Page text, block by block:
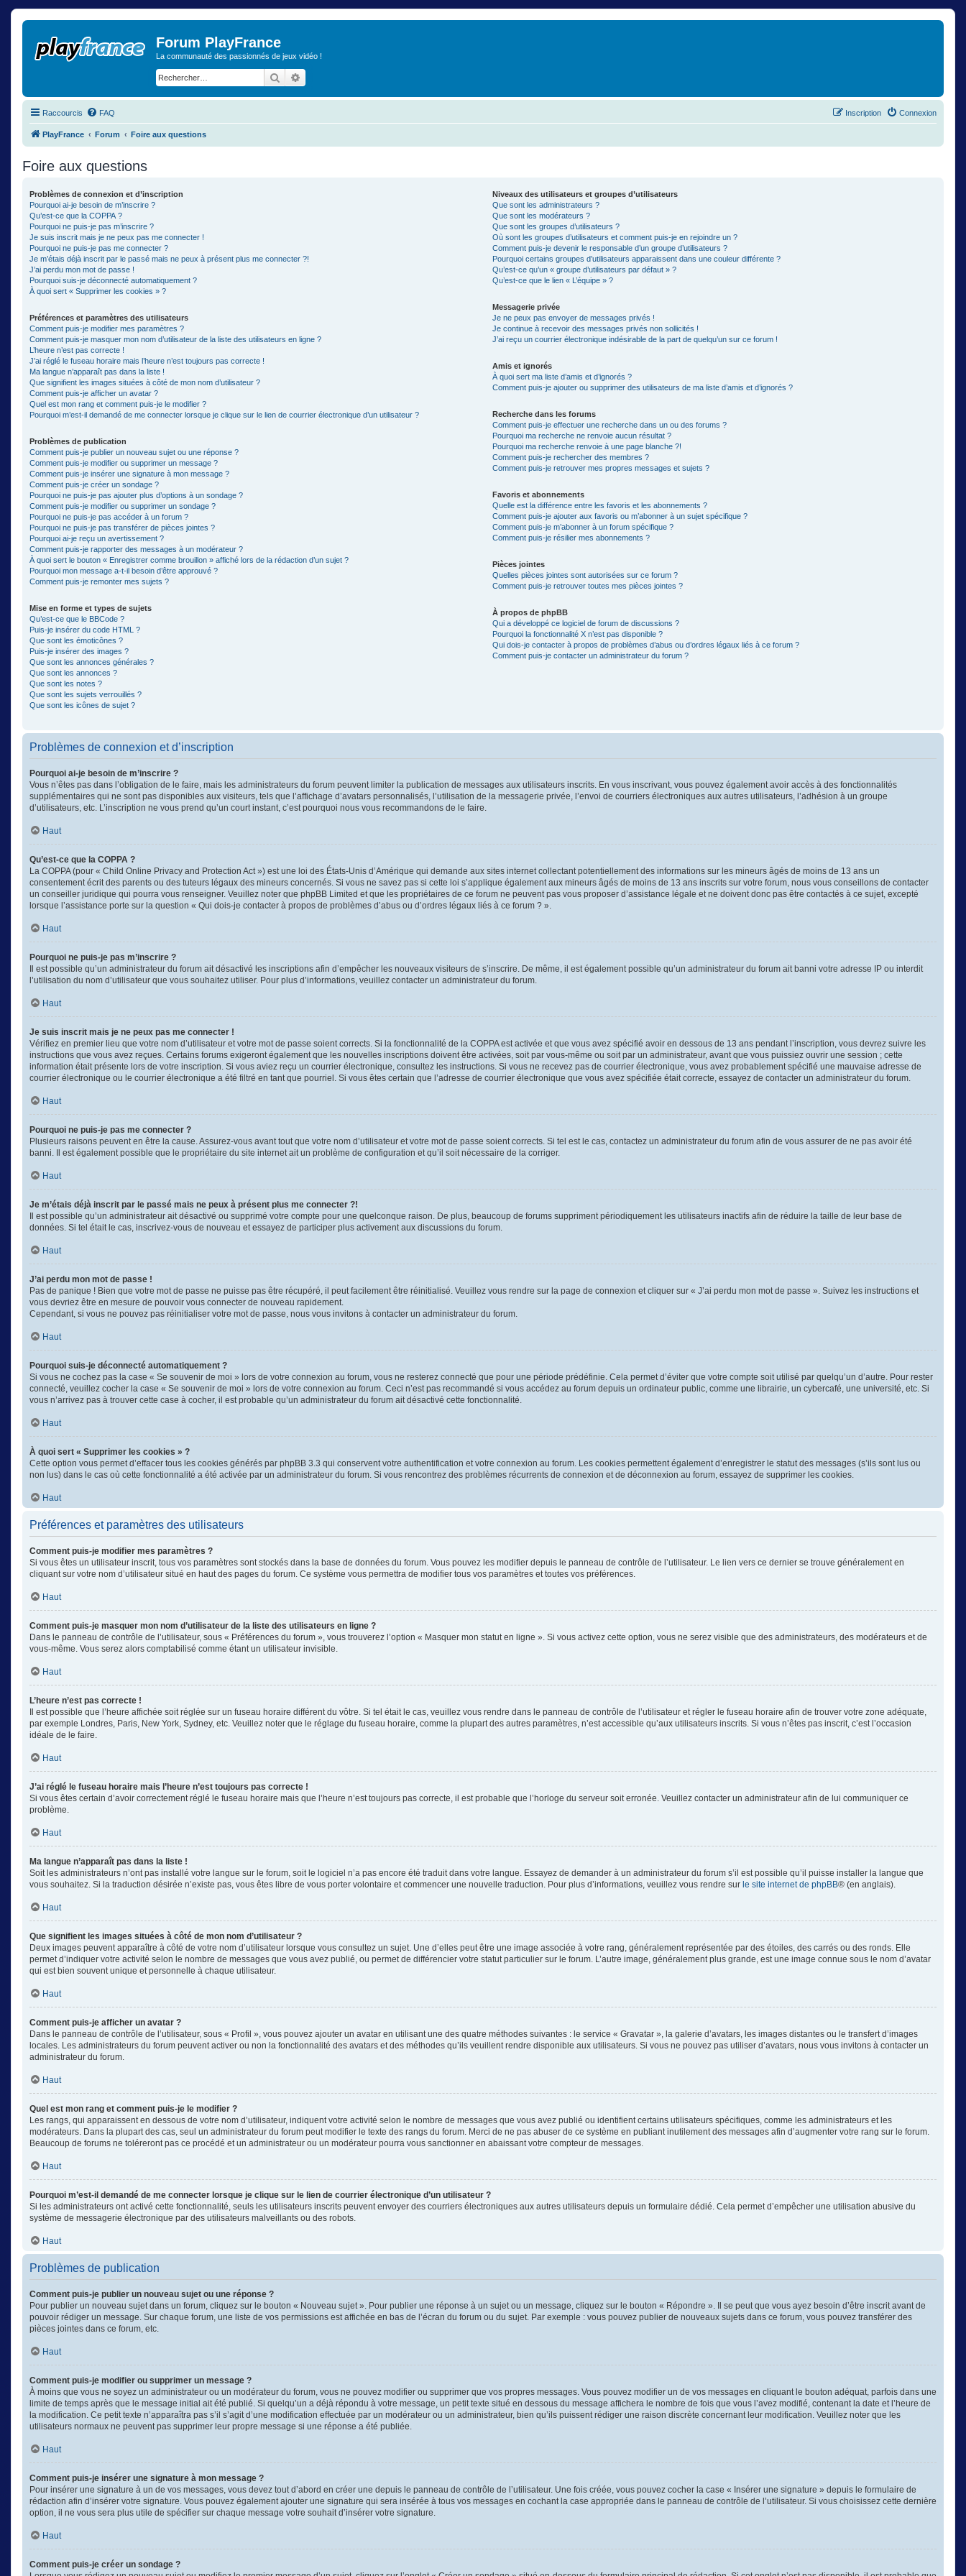
Forum PlayFrance
La communauté des passionnés de jeux vidéo !
Rechercher
Raccourcis FAQ Connexion
Inscription
PlayFrance Forum Foire aux questions
Foire aux questions
Problèmes de connexion et d’inscription
Pourquoi ai-je besoin de m’inscrire ?
Qu’est-ce que la COPPA ?
Pourquoi ne puis-je pas m’inscrire ?
Je suis inscrit mais je ne peux pas me connecter !
Pourquoi ne puis-je pas me connecter ?
Je m’étais déjà inscrit par le passé mais ne peux à présent plus me connecter ?!
J’ai perdu mon mot de passe !
Pourquoi suis-je déconnecté automatiquement ?
À quoi sert « Supprimer les cookies » ?
Préférences et paramètres des utilisateurs
Comment puis-je modifier mes paramètres ?
Comment puis-je masquer mon nom d’utilisateur de la liste des utilisateurs en ligne ?
L’heure n’est pas correcte !
J’ai réglé le fuseau horaire mais l’heure n’est toujours pas correcte !
Ma langue n’apparaît pas dans la liste !
Que signifient les images situées à côté de mon nom d’utilisateur ?
Comment puis-je afficher un avatar ?
Quel est mon rang et comment puis-je le modifier ?
Pourquoi m’est-il demandé de me connecter lorsque je clique sur le lien de courrier électronique d’un utilisateur ?
Problèmes de publication
Comment puis-je publier un nouveau sujet ou une réponse ?
Comment puis-je modifier ou supprimer un message ?
Comment puis-je insérer une signature à mon message ?
Comment puis-je créer un sondage ?
Pourquoi ne puis-je pas ajouter plus d’options à un sondage ?
Comment puis-je modifier ou supprimer un sondage ?
Pourquoi ne puis-je pas accéder à un forum ?
Pourquoi ne puis-je pas transférer de pièces jointes ?
Pourquoi ai-je reçu un avertissement ?
Comment puis-je rapporter des messages à un modérateur ?
À quoi sert le bouton « Enregistrer comme brouillon » affiché lors de la rédaction d’un sujet ?
Pourquoi mon message a-t-il besoin d’être approuvé ?
Comment puis-je remonter mes sujets ?
Mise en forme et types de sujets
Qu’est-ce que le BBCode ?
Puis-je insérer du code HTML ?
Que sont les émoticônes ?
Puis-je insérer des images ?
Que sont les annonces générales ?
Que sont les annonces ?
Que sont les notes ?
Que sont les sujets verrouillés ?
Que sont les icônes de sujet ?
Niveaux des utilisateurs et groupes d’utilisateurs
Que sont les administrateurs ?
Que sont les modérateurs ?
Que sont les groupes d’utilisateurs ?
Où sont les groupes d’utilisateurs et comment puis-je en rejoindre un ?
Comment puis-je devenir le responsable d’un groupe d’utilisateurs ?
Pourquoi certains groupes d’utilisateurs apparaissent dans une couleur différente ?
Qu’est-ce qu’un « groupe d’utilisateurs par défaut » ?
Qu’est-ce que le lien « L’équipe » ?
Messagerie privée
Je ne peux pas envoyer de messages privés !
Je continue à recevoir des messages privés non sollicités !
J’ai reçu un courrier électronique indésirable de la part de quelqu’un sur ce forum !
Amis et ignorés
À quoi sert ma liste d’amis et d’ignorés ?
Comment puis-je ajouter ou supprimer des utilisateurs de ma liste d’amis et d’ignorés ?
Recherche dans les forums
Comment puis-je effectuer une recherche dans un ou des forums ?
Pourquoi ma recherche ne renvoie aucun résultat ?
Pourquoi ma recherche renvoie à une page blanche ?!
Comment puis-je rechercher des membres ?
Comment puis-je retrouver mes propres messages et sujets ?
Favoris et abonnements
Quelle est la différence entre les favoris et les abonnements ?
Comment puis-je ajouter aux favoris ou m’abonner à un sujet spécifique ?
Comment puis-je m’abonner à un forum spécifique ?
Comment puis-je résilier mes abonnements ?
Pièces jointes
Quelles pièces jointes sont autorisées sur ce forum ?
Comment puis-je retrouver toutes mes pièces jointes ?
À propos de phpBB
Qui a développé ce logiciel de forum de discussions ?
Pourquoi la fonctionnalité X n’est pas disponible ?
Qui dois-je contacter à propos de problèmes d’abus ou d’ordres légaux liés à ce forum ?
Comment puis-je contacter un administrateur du forum ?
Problèmes de connexion et d’inscription
Pourquoi ai-je besoin de m’inscrire ?
Vous n’êtes pas dans l’obligation de le faire, mais les administrateurs du forum peuvent limiter la publication de messages aux utilisateurs inscrits. En vous inscrivant, vous pouvez également avoir accès à des fonctionnalités
supplémentaires qui ne sont pas disponibles aux visiteurs, tels que l’affichage d’avatars personnalisés, l’utilisation de la messagerie privée, l’envoi de courriers électroniques aux autres utilisateurs, l’adhésion à un groupe
d’utilisateurs, etc. L’inscription ne vous prend qu’un court instant, c’est pourquoi nous vous recommandons de le faire.
Haut
Qu’est-ce que la COPPA ?
La COPPA (pour « Child Online Privacy and Protection Act ») est une loi des États-Unis d’Amérique qui demande aux sites internet collectant potentiellement des informations sur les mineurs âgés de moins de 13 ans un
consentement écrit des parents ou des tuteurs légaux des mineurs concernés. Si vous ne savez pas si cette loi s’applique également aux mineurs âgés de moins de 13 ans inscrits sur votre forum, nous vous conseillons de contacter
un conseiller juridique qui pourra vous renseigner. Veuillez noter que phpBB Limited et que les propriétaires de ce forum ne peuvent pas vous proposer d’assistance légale et ne doivent donc pas être contactés à ce sujet, excepté
lorsque l’assistance porte sur la question « Qui dois-je contacter à propos de problèmes d’abus ou d’ordres légaux liés à ce forum ? ».
Haut
Pourquoi ne puis-je pas m’inscrire ?
Il est possible qu’un administrateur du forum ait désactivé les inscriptions afin d’empêcher les nouveaux visiteurs de s’inscrire. De même, il est également possible qu’un administrateur du forum ait banni votre adresse IP ou interdit
l’utilisation du nom d’utilisateur que vous souhaitez utiliser. Pour plus d’informations, veuillez contacter un administrateur du forum.
Haut
Je suis inscrit mais je ne peux pas me connecter !
Vérifiez en premier lieu que votre nom d’utilisateur et votre mot de passe soient corrects. Si la fonctionnalité de la COPPA est activée et que vous avez spécifié avoir en dessous de 13 ans pendant l’inscription, vous devrez suivre les
instructions que vous avez reçues. Certains forums exigeront également que les nouvelles inscriptions doivent être activées, soit par vous-même ou soit par un administrateur, avant que vous puissiez ouvrir une session ; cette
information était présente lors de votre inscription. Si vous aviez reçu un courrier électronique, consultez les instructions. Si vous ne recevez pas de courrier électronique, vous avez probablement spécifié une mauvaise adresse de
courrier électronique ou le courrier électronique a été filtré en tant que pourriel. Si vous êtes certain que l’adresse de courrier électronique que vous avez spécifiée était correcte, essayez de contacter un administrateur du forum.
Haut
Pourquoi ne puis-je pas me connecter ?
Plusieurs raisons peuvent en être la cause. Assurez-vous avant tout que votre nom d’utilisateur et votre mot de passe soient corrects. Si tel est le cas, contactez un administrateur du forum afin de vous assurer de ne pas avoir été
banni. Il est également possible que le propriétaire du site internet ait un problème de configuration et qu’il soit nécessaire de la corriger.
Haut
Je m’étais déjà inscrit par le passé mais ne peux à présent plus me connecter ?!
Il est possible qu’un administrateur ait désactivé ou supprimé votre compte pour une quelconque raison. De plus, beaucoup de forums suppriment périodiquement les utilisateurs inactifs afin de réduire la taille de leur base de
données. Si tel était le cas, inscrivez-vous de nouveau et essayez de participer plus activement aux discussions du forum.
Haut
J’ai perdu mon mot de passe !
Pas de panique ! Bien que votre mot de passe ne puisse pas être récupéré, il peut facilement être réinitialisé. Veuillez vous rendre sur la page de connexion et cliquer sur « J’ai perdu mon mot de passe ». Suivez les instructions et
vous devriez être en mesure de pouvoir vous connecter de nouveau rapidement.
Cependant, si vous ne pouvez pas réinitialiser votre mot de passe, nous vous invitons à contacter un administrateur du forum.
Haut
Pourquoi suis-je déconnecté automatiquement ?
Si vous ne cochez pas la case « Se souvenir de moi » lors de votre connexion au forum, vous ne resterez connecté que pour une période prédéfinie. Cela permet d’éviter que votre compte soit utilisé par quelqu’un d’autre. Pour rester
connecté, veuillez cocher la case « Se souvenir de moi » lors de votre connexion au forum. Ceci n’est pas recommandé si vous accédez au forum depuis un ordinateur public, comme une librairie, un cybercafé, une université, etc. Si
vous n’arrivez pas à trouver cette case à cocher, il est probable qu’un administrateur du forum ait désactivé cette fonctionnalité.
Haut
À quoi sert « Supprimer les cookies » ?
Cette option vous permet d’effacer tous les cookies générés par phpBB 3.3 qui conservent votre authentification et votre connexion au forum. Les cookies permettent également d’enregistrer le statut des messages (s’ils sont lus ou
non lus) dans le cas où cette fonctionnalité a été activée par un administrateur du forum. Si vous rencontrez des problèmes récurrents de connexion et de déconnexion au forum, essayez de supprimer les cookies.
Haut
Préférences et paramètres des utilisateurs
Comment puis-je modifier mes paramètres ?
Si vous êtes un utilisateur inscrit, tous vos paramètres sont stockés dans la base de données du forum. Vous pouvez les modifier depuis le panneau de contrôle de l’utilisateur. Le lien vers ce dernier se trouve généralement en
cliquant sur votre nom d’utilisateur situé en haut des pages du forum. Ce système vous permettra de modifier tous vos paramètres et toutes vos préférences.
Haut
Comment puis-je masquer mon nom d’utilisateur de la liste des utilisateurs en ligne ?
Dans le panneau de contrôle de l’utilisateur, sous « Préférences du forum », vous trouverez l’option « Masquer mon statut en ligne ». Si vous activez cette option, vous ne serez visible que des administrateurs, des modérateurs et de
vous-même. Vous serez alors comptabilisé comme étant un utilisateur invisible.
Haut
L’heure n’est pas correcte !
Il est possible que l’heure affichée soit réglée sur un fuseau horaire différent du vôtre. Si tel était le cas, veuillez vous rendre dans le panneau de contrôle de l’utilisateur et régler le fuseau horaire afin de trouver votre zone adéquate,
par exemple Londres, Paris, New York, Sydney, etc. Veuillez noter que le réglage du fuseau horaire, comme la plupart des autres paramètres, n’est accessible qu’aux utilisateurs inscrits. Si vous n’êtes pas inscrit, c’est l’occasion
idéale de le faire.
Haut
J’ai réglé le fuseau horaire mais l’heure n’est toujours pas correcte !
Si vous êtes certain d’avoir correctement réglé le fuseau horaire mais que l’heure n’est toujours pas correcte, il est probable que l’horloge du serveur soit erronée. Veuillez contacter un administrateur afin de lui communiquer ce
problème.
Haut
Ma langue n’apparaît pas dans la liste !
Soit les administrateurs n’ont pas installé votre langue sur le forum, soit le logiciel n’a pas encore été traduit dans votre langue. Essayez de demander à un administrateur du forum s’il est possible qu’il puisse installer la langue que
vous souhaitez. Si la traduction désirée n’existe pas, vous êtes libre de vous porter volontaire et commencer une nouvelle traduction. Pour plus d’informations, veuillez vous rendre sur le site internet de phpBB® (en anglais).
Haut
Que signifient les images situées à côté de mon nom d’utilisateur ?
Deux images peuvent apparaître à côté de votre nom d’utilisateur lorsque vous consultez un sujet. Une d’elles peut être une image associée à votre rang, généralement représentée par des étoiles, des carrés ou des ronds. Elle
permet d’indiquer votre activité selon le nombre de messages que vous avez publié, ou permet de différencier votre statut particulier sur le forum. L’autre image, généralement plus grande, est une image connue sous le nom d’avatar
qui est bien souvent unique et personnelle à chaque utilisateur.
Haut
Comment puis-je afficher un avatar ?
Dans le panneau de contrôle de l’utilisateur, sous « Profil », vous pouvez ajouter un avatar en utilisant une des quatre méthodes suivantes : le service « Gravatar », la galerie d’avatars, les images distantes ou le transfert d’images
locales. Les administrateurs du forum peuvent activer ou non la fonctionnalité des avatars et des méthodes qu’ils veuillent rendre disponible aux utilisateurs. Si vous ne pouvez pas utiliser d’avatars, nous vous invitons à contacter un
administrateur du forum.
Haut
Quel est mon rang et comment puis-je le modifier ?
Les rangs, qui apparaissent en dessous de votre nom d’utilisateur, indiquent votre activité selon le nombre de messages que vous avez publié ou identifient certains utilisateurs spécifiques, comme les administrateurs et les
modérateurs. Dans la plupart des cas, seul un administrateur du forum peut modifier le texte des rangs du forum. Merci de ne pas abuser de ce système en publiant inutilement des messages afin d’augmenter votre rang sur le forum.
Beaucoup de forums ne toléreront pas ce procédé et un administrateur ou un modérateur pourra vous sanctionner en abaissant votre compteur de messages.
Haut
Pourquoi m’est-il demandé de me connecter lorsque je clique sur le lien de courrier électronique d’un utilisateur ?
Si les administrateurs ont activé cette fonctionnalité, seuls les utilisateurs inscrits peuvent envoyer des courriers électroniques aux autres utilisateurs depuis un formulaire dédié. Cela permet d’empêcher une utilisation abusive du
système de messagerie électronique par des utilisateurs malveillants ou des robots.
Haut
Problèmes de publication
Comment puis-je publier un nouveau sujet ou une réponse ?
Pour publier un nouveau sujet dans un forum, cliquez sur le bouton « Nouveau sujet ». Pour publier une réponse à un sujet ou un message, cliquez sur le bouton « Répondre ». Il se peut que vous ayez besoin d’être inscrit avant de
pouvoir rédiger un message. Sur chaque forum, une liste de vos permissions est affichée en bas de l’écran du forum ou du sujet. Par exemple : vous pouvez publier de nouveaux sujets dans ce forum, vous pouvez transférer des
pièces jointes dans ce forum, etc.
Haut
Comment puis-je modifier ou supprimer un message ?
À moins que vous ne soyez un administrateur ou un modérateur du forum, vous ne pouvez modifier ou supprimer que vos propres messages. Vous pouvez modifier un de vos messages en cliquant le bouton adéquat, parfois dans une
limite de temps après que le message initial ait été publié. Si quelqu’un a déjà répondu à votre message, un petit texte situé en dessous du message affichera le nombre de fois que vous l’avez modifié, contenant la date et l’heure de
la modification. Ce petit texte n’apparaîtra pas s’il s’agit d’une modification effectuée par un modérateur ou un administrateur, bien qu’ils puissent rédiger une raison discrète concernant leur modification. Veuillez noter que les
utilisateurs normaux ne peuvent pas supprimer leur propre message si une réponse a été publiée.
Haut
Comment puis-je insérer une signature à mon message ?
Pour insérer une signature à un de vos messages, vous devez tout d’abord en créer une depuis le panneau de contrôle de l’utilisateur. Une fois créée, vous pouvez cocher la case « Insérer une signature » depuis le formulaire de
rédaction afin d’insérer votre signature. Vous pouvez également ajouter une signature qui sera insérée à tous vos messages en cochant la case appropriée dans le panneau de contrôle de l’utilisateur. Si vous choisissez cette dernière
option, il ne vous sera plus utile de spécifier sur chaque message votre souhait d’insérer votre signature.
Haut
Comment puis-je créer un sondage ?